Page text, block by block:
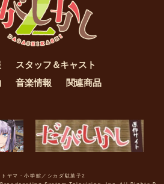
スタッフ＆キャスト
音楽情報
関連商品
ヤマ・小学館／シカダ駄菓子2